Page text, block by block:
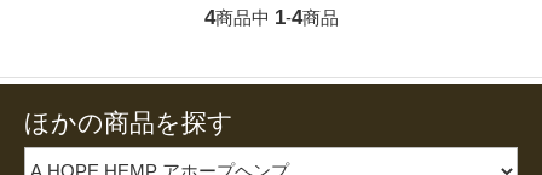
4商品中 1-4商品
ほかの商品を探す